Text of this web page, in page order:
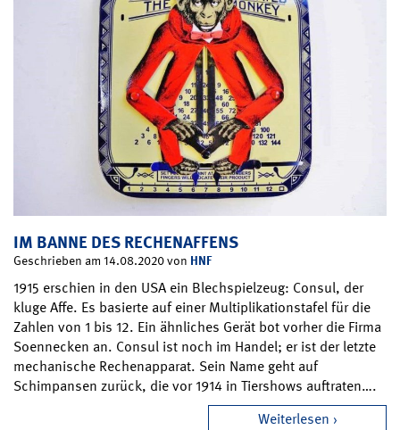
IM BANNE DES RECHENAFFENS
Geschrieben am 14.08.2020 von HNF
1915 erschien in den USA ein Blechspielzeug: Consul, der
kluge Affe. Es basierte auf einer Multiplikationstafel für die
Zahlen von 1 bis 12. Ein ähnliches Gerät bot vorher die Firma
Soennecken an. Consul ist noch im Handel; er ist der letzte
mechanische Rechenapparat. Sein Name geht auf
Schimpansen zurück, die vor 1914 in Tiershows auftraten….
Weiterlesen